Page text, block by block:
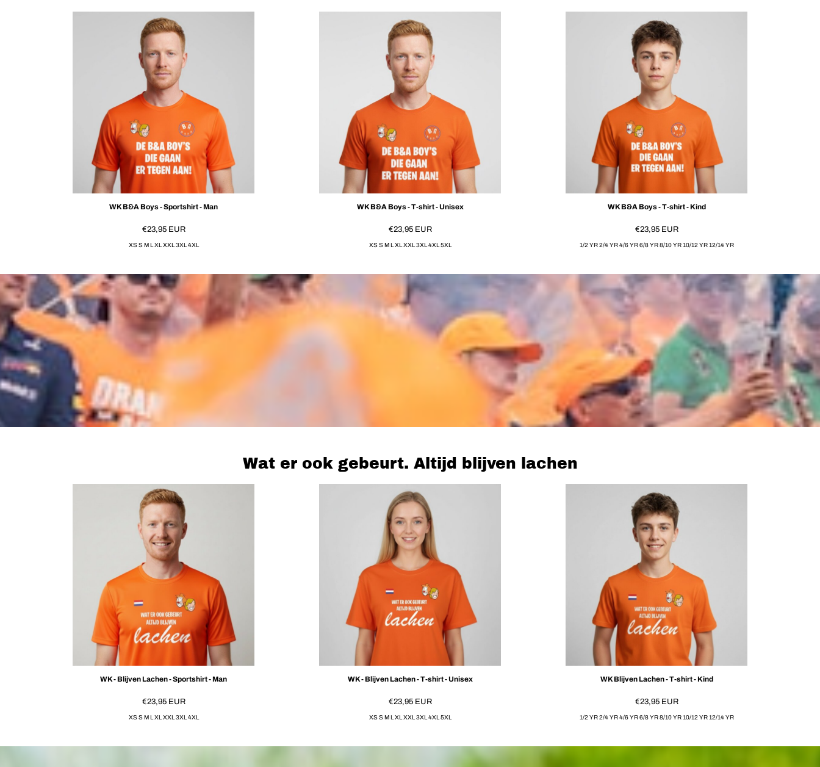
WK B&A Boys - Sportshirt - Man
€23,95 EUR
XS S M L XL XXL 3XL 4XL
WK B&A Boys - T-shirt - Unisex
€23,95 EUR
XS S M L XL XXL 3XL 4XL 5XL
WK B&A Boys - T-shirt - Kind
€23,95 EUR
1/2 YR 2/4 YR 4/6 YR 6/8 YR 8/10 YR 10/12 YR 12/14 YR
Wat er ook gebeurt. Altijd blijven lachen
WK - Blijven Lachen - Sportshirt - Man
€23,95 EUR
XS S M L XL XXL 3XL 4XL
WK - Blijven Lachen - T-shirt - Unisex
€23,95 EUR
XS S M L XL XXL 3XL 4XL 5XL
WK Blijven Lachen - T-shirt - Kind
€23,95 EUR
1/2 YR 2/4 YR 4/6 YR 6/8 YR 8/10 YR 10/12 YR 12/14 YR